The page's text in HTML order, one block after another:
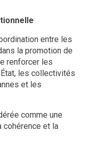
entre les
la promotion de
renforcer les
les collectivités
et les
comme une
cohérence et la